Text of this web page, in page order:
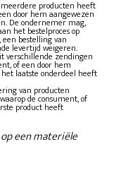
producten heeft
door hem aangewezen
De ondernemer mag,
het bestelproces op
bestelling van
levertijd weigeren.
verschillende zendingen
of een door hem
laatste onderdeel heeft
van producten
de consument, of
product heeft
een materiële